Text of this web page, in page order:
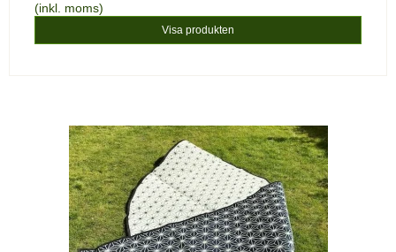
(inkl. moms)
Visa produkten